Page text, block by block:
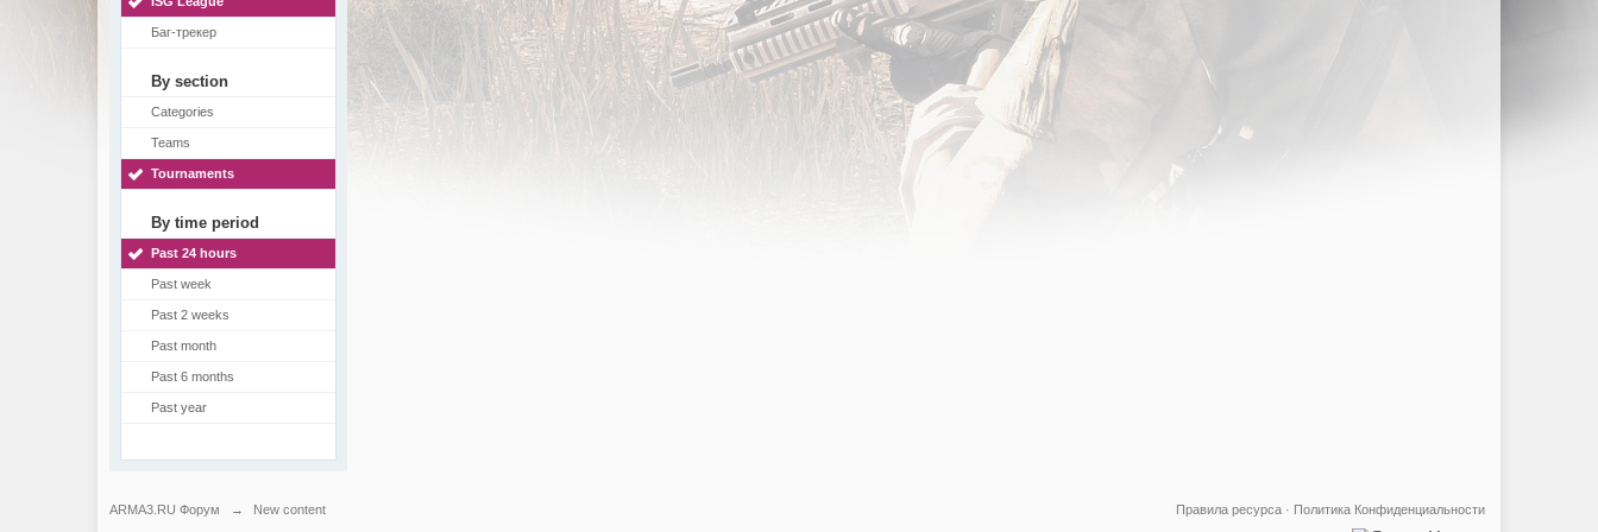
Баг-трекер
By section
Categories
Teams
Tournaments
By time period
Past 24 hours
Past week
Past 2 weeks
Past month
Past 6 months
Past year
ARMA3.RU Форум → New content Политика Конфиденциальности
Правила ресурса ·